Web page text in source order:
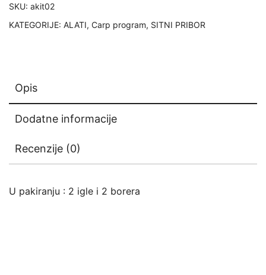
SKU: akit02
KATEGORIJE: ALATI, Carp program, SITNI PRIBOR
Opis
Dodatne informacije
Recenzije (0)
U pakiranju : 2 igle i 2 borera